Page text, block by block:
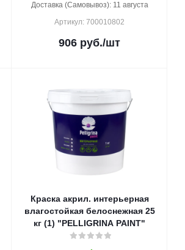
Доставка (Самовывоз): 11 августа
Артикул: 700010802
906 руб./шт
Краска акрил. интерьерная
влагостойкая белоснежная 25
кг (1) "PELLIGRINA PAINT"